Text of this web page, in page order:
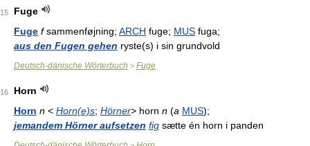
15
Fuge
Fuge fsammenføjning; ARCH fuge; MUS fuga;
aus den Fugen gehen ryste(s) i sin grundvold
Deutsch-dänische Wörterbuch > Fuge
16
Horn
Horn n < Horn(e)s; Hörner> horn n (a MUS);
jemandem Hörner aufsetzen fig sætte én horn i panden